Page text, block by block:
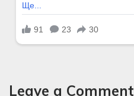
Leave a Comment